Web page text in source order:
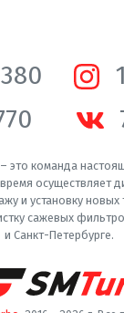
это команда
осуществляет
и установку
сажевых
и Санкт-Петербурге.
. 2016 - 2026 г. Все